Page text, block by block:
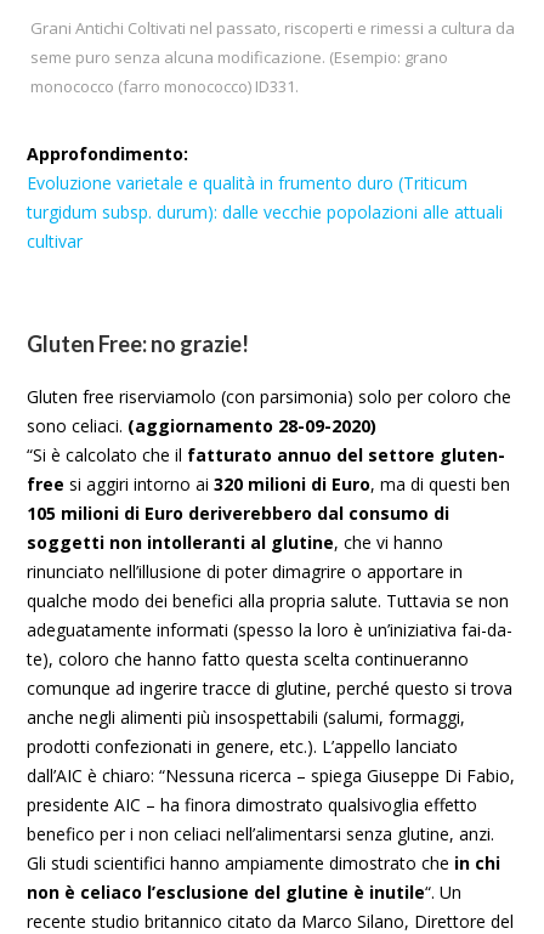
Grani Antichi Coltivati nel passato, riscoperti e rimessi a cultura da
seme puro senza alcuna modificazione. (Esempio: grano
monococco (farro monococco) ID331.
Approfondimento:
Evoluzione varietale e qualità in frumento duro (Triticum
turgidum subsp. durum): dalle vecchie popolazioni alle attuali
cultivar
Gluten Free: no grazie!
Gluten free riserviamolo (con parsimonia) solo per coloro che
sono celiaci. (aggiornamento 28-09-2020)
“Si è calcolato che il fatturato annuo del settore gluten-
free si aggiri intorno ai 320 milioni di Euro, ma di questi ben
105 milioni di Euro deriverebbero dal consumo di
soggetti non intolleranti al glutine, che vi hanno
rinunciato nell’illusione di poter dimagrire o apportare in
qualche modo dei benefici alla propria salute. Tuttavia se non
adeguatamente informati (spesso la loro è un’iniziativa fai-da-
te), coloro che hanno fatto questa scelta continueranno
comunque ad ingerire tracce di glutine, perché questo si trova
anche negli alimenti più insospettabili (salumi, formaggi,
prodotti confezionati in genere, etc.). L’appello lanciato
dall’AIC è chiaro: “Nessuna ricerca – spiega Giuseppe Di Fabio,
presidente AIC – ha finora dimostrato qualsivoglia effetto
benefico per i non celiaci nell’alimentarsi senza glutine, anzi.
Gli studi scientifici hanno ampiamente dimostrato che in chi
non è celiaco l’esclusione del glutine è inutile“. Un
recente studio britannico citato da Marco Silano, Direttore del